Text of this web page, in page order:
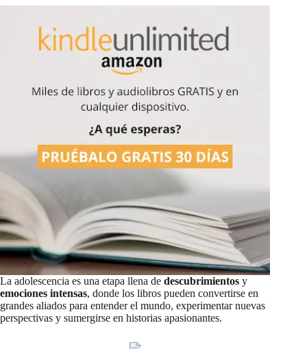
La adolescencia es una etapa llena de descubrimientos y
emociones intensas, donde los libros pueden convertirse en
grandes aliados para entender el mundo, experimentar nuevas
perspectivas y sumergirse en historias apasionantes.